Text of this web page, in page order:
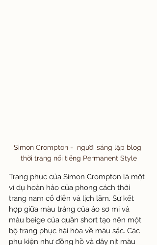
Simon Crompton -  người sáng lập blog
thời trang nổi tiếng Permanent Style
Trang phục của Simon Crompton là một
ví dụ hoàn hảo của phong cách thời
trang nam cổ điển và lịch lãm. Sự kết
hợp giữa màu trắng của áo sơ mi và
màu beige của quần short tạo nên một
bộ trang phục hài hòa về màu sắc. Các
phụ kiện như đồng hồ và dây nịt màu